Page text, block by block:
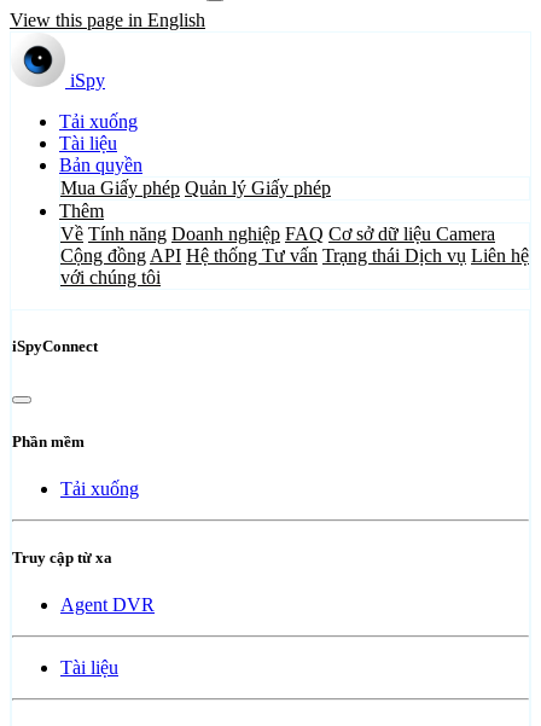
View this page in English
iSpy
Tải xuống
Tài liệu
Bản quyền
Mua Giấy phép Quản lý Giấy phép
Thêm
Về Tính năng Doanh nghiệp FAQ Cơ sở dữ liệu Camera
Cộng đồng API Hệ thống Tư vấn Trạng thái Dịch vụ Liên hệ
với chúng tôi
iSpyConnect
Phần mềm
Tải xuống
Truy cập từ xa
Agent DVR
Tài liệu